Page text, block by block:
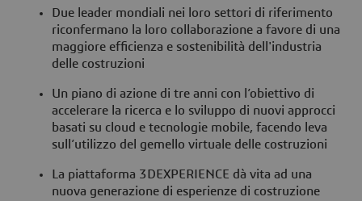
Due leader mondiali nei loro settori di riferimento
riconfermano la loro collaborazione a favore di una
maggiore efficienza e sostenibilità dell'industria
delle costruzioni
Un piano di azione di tre anni con l’obiettivo di
accelerare la ricerca e lo sviluppo di nuovi approcci
basati su cloud e tecnologie mobile, facendo leva
sull’utilizzo del gemello virtuale delle costruzioni
La piattaforma 3DEXPERIENCE dà vita ad una
nuova generazione di esperienze di costruzione